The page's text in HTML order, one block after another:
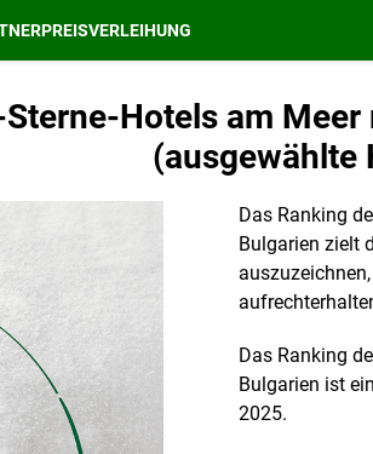
PREISVERLEIHUNG
Hotels am
(ausgewählte
Das Ranking
Bulgarien zielt
Das Ranking
Bulgarien ist
2025.